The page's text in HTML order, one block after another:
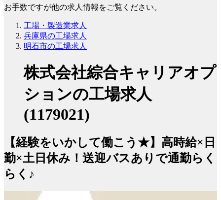
お手数ですが他の求人情報をご覧ください。
工場・製造業求人
兵庫県の工場求人
明石市の工場求人
株式会社綜合キャリアオプ
ションの工場求人
(1179021)
【経験をいかして働こう★】高時給×日
勤×土日休み！送迎バスありで通勤らく
らく♪